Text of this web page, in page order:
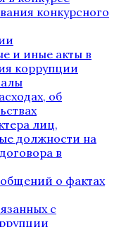
конкурсного
и иные акты в
коррупции
об
лиц,
должности на
в
о фактах
с